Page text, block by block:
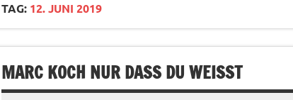
TAG: 12. JUNI 2019
MARC KOCH NUR DASS DU WEISST